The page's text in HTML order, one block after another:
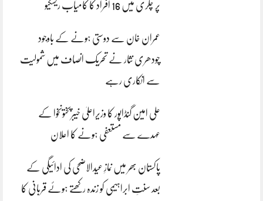
پر چکری میں 16 افراد کا کامیاب ریسکیو
عمران خان سے دوستی ہونے کے باوجود
چودھری نثار نے تحریک انصاف میں شمولیت
سے انکاری رہے
علی امین گنڈاپور کا وزیراعلیٰ خیبرپختونخوا کے
عہدے سے مستعفی ہونے کا اعلان
پاکستان بھر میں نمازِ عیدالاضحی کی ادائیگی کے
بعد سنتِ ابراہیمی کو زندہ رکھتے ہوئے قربانی کا